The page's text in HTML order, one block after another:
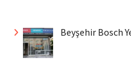
Beyşehir Bosch